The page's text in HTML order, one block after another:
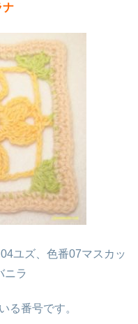
ナ
ユズ、色番07マスカッ
ニラ
る番号です。